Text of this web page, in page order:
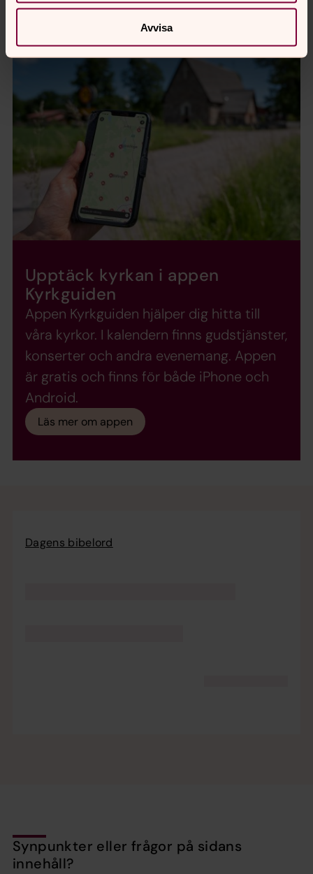
Avvisa
Förtroendevalda
Upptäck kyrkan i appen
Kyrkguiden
Appen Kyrkguiden hjälper dig hitta till
våra kyrkor. I kalendern finns gudstjänster,
konserter och andra evenemang. Appen
är gratis och finns för både iPhone och
Android.
Läs mer om appen
Dagens bibelord
Synpunkter eller frågor på sidans
innehåll?